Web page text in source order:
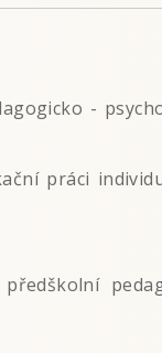
-
práci